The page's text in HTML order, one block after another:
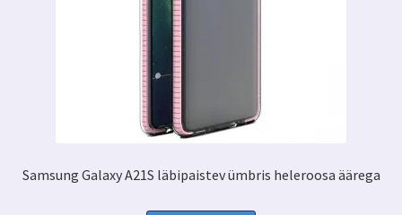
Samsung Galaxy A21S läbipaistev ümbris heleroosa äärega